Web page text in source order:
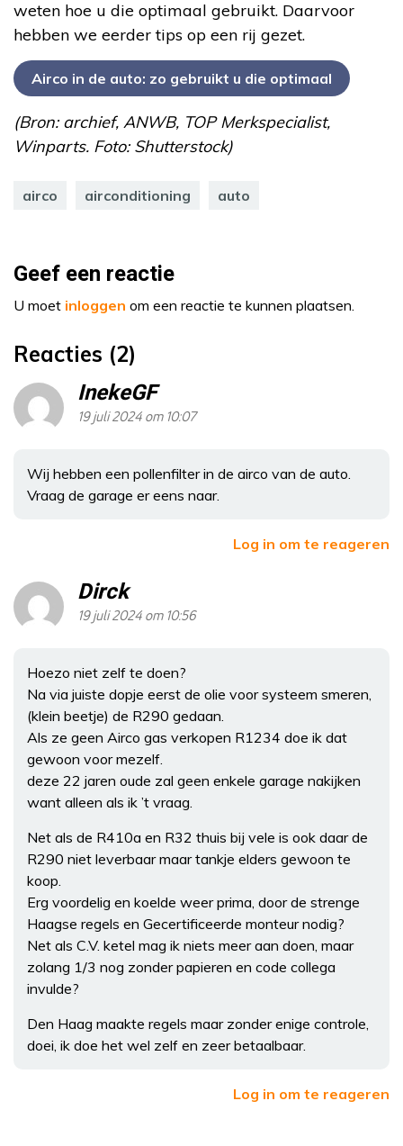
weten hoe u die optimaal gebruikt. Daarvoor
hebben we eerder tips op een rij gezet.
Airco in de auto: zo gebruikt u die optimaal
(Bron: archief, ANWB, TOP Merkspecialist,
Winparts. Foto: Shutterstock)
airco airconditioning auto
Geef een reactie
U moet inloggen om een reactie te kunnen plaatsen.
Reacties (2)
InekeGF
19 juli 2024 om 10:07
Wij hebben een pollenfilter in de airco van de auto.
Vraag de garage er eens naar.
Log in om te reageren
Dirck
19 juli 2024 om 10:56
Hoezo niet zelf te doen?
Na via juiste dopje eerst de olie voor systeem smeren,
(klein beetje) de R290 gedaan.
Als ze geen Airco gas verkopen R1234 doe ik dat
gewoon voor mezelf.
deze 22 jaren oude zal geen enkele garage nakijken
want alleen als ik ’t vraag.
Net als de R410a en R32 thuis bij vele is ook daar de
R290 niet leverbaar maar tankje elders gewoon te
koop.
Erg voordelig en koelde weer prima, door de strenge
Haagse regels en Gecertificeerde monteur nodig?
Net als C.V. ketel mag ik niets meer aan doen, maar
zolang 1/3 nog zonder papieren en code collega
invulde?
Den Haag maakte regels maar zonder enige controle,
doei, ik doe het wel zelf en zeer betaalbaar.
Log in om te reageren